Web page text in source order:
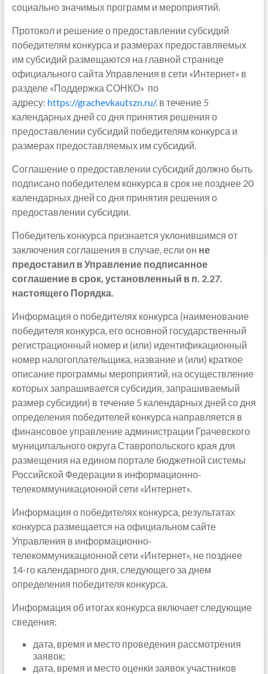
социально значимых программ и мероприятий.
Протокол и решение о предоставлении субсидий
победителям конкурса и размерах предоставляемых
им субсидий размещаются на главной странице
официального сайта Управления в сети «Интернет» в
разделе «Поддержка СОНКО» по
адресу: https://grachevkautszn.ru/. в течение 5
календарных дней со дня принятия решения о
предоставлении субсидий победителям конкурса и
размерах предоставляемых им субсидий.
Соглашение о предоставлении субсидий должно быть
подписано победителем конкурса в срок не позднее 20
календарных дней со дня принятия решения о
предоставлении субсидии.
Победитель конкурса признается уклонившимся от
заключения соглашения в случае, если он не
предоставил в Управление подписанное
соглашение в срок, установленный в п. 2.27.
настоящего Порядка.
Информация о победителях конкурса (наименование
победителя конкурса, его основной государственный
регистрационный номер и (или) идентификационный
номер налогоплательщика, название и (или) краткое
описание программы мероприятий, на осуществление
которых запрашивается субсидия, запрашиваемый
размер субсидии) в течение 5 календарных дней со дня
определения победителей конкурса направляется в
финансовое управление администрации Грачевского
муниципального округа Ставропольского края для
размещения на едином портале бюджетной системы
Российской Федерации в информационно-
телекоммуникационной сети «Интернет».
Информация о победителях конкурса, результатах
конкурса размещается на официальном сайте
Управления в информационно-
телекоммуникационной сети «Интернет», не позднее
14-го календарного дня, следующего за днем
определения победителя конкурса.
Информация об итогах конкурса включает следующие
сведения:
дата, время и место проведения рассмотрения
заявок;
дата, время и место оценки заявок участников